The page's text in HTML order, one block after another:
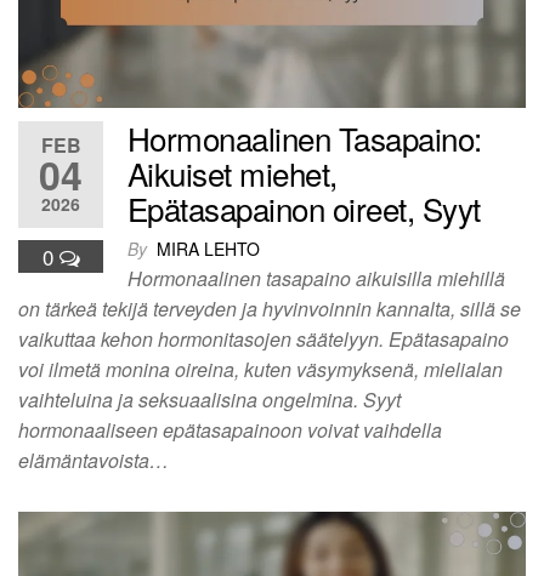
FEB
04
2026
0
Hormonaalinen Tasapaino:
Aikuiset miehet,
Epätasapainon oireet, Syyt
By MIRA LEHTO
Hormonaalinen tasapaino aikuisilla miehillä
on tärkeä tekijä terveyden ja hyvinvoinnin kannalta, sillä se
vaikuttaa kehon hormonitasojen säätelyyn. Epätasapaino
voi ilmetä monina oireina, kuten väsymyksenä, mielialan
vaihteluina ja seksuaalisina ongelmina. Syyt
hormonaaliseen epätasapainoon voivat vaihdella
elämäntavoista…